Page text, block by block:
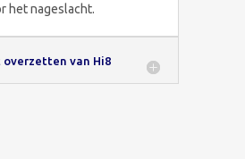
het nageslacht.
overzetten van Hi8